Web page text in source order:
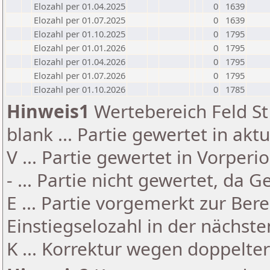
Elozahl per 01.04.2025 0
1639
Elozahl per 01.07.2025
0
1639
Elozahl per 01.10.2025
0
1795
Elozahl per 01.01.2026
0
1795
Elozahl per 01.04.2026
0
1795
Elozahl per 01.07.2026
0
1795
Elozahl per 01.10.2026
0 1785
Hinweis1 Wertebereich Feld
blank ... Partie gewertet in
V ... Partie gewertet in
- ... Partie nicht gewertet, da
E ... Partie vorgemerkt zur
Einstiegselozahl in der
K ... Korrektur wegen